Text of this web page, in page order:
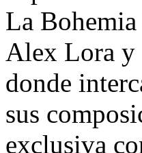
La
Alex Lora y
donde
sus
exclusiva